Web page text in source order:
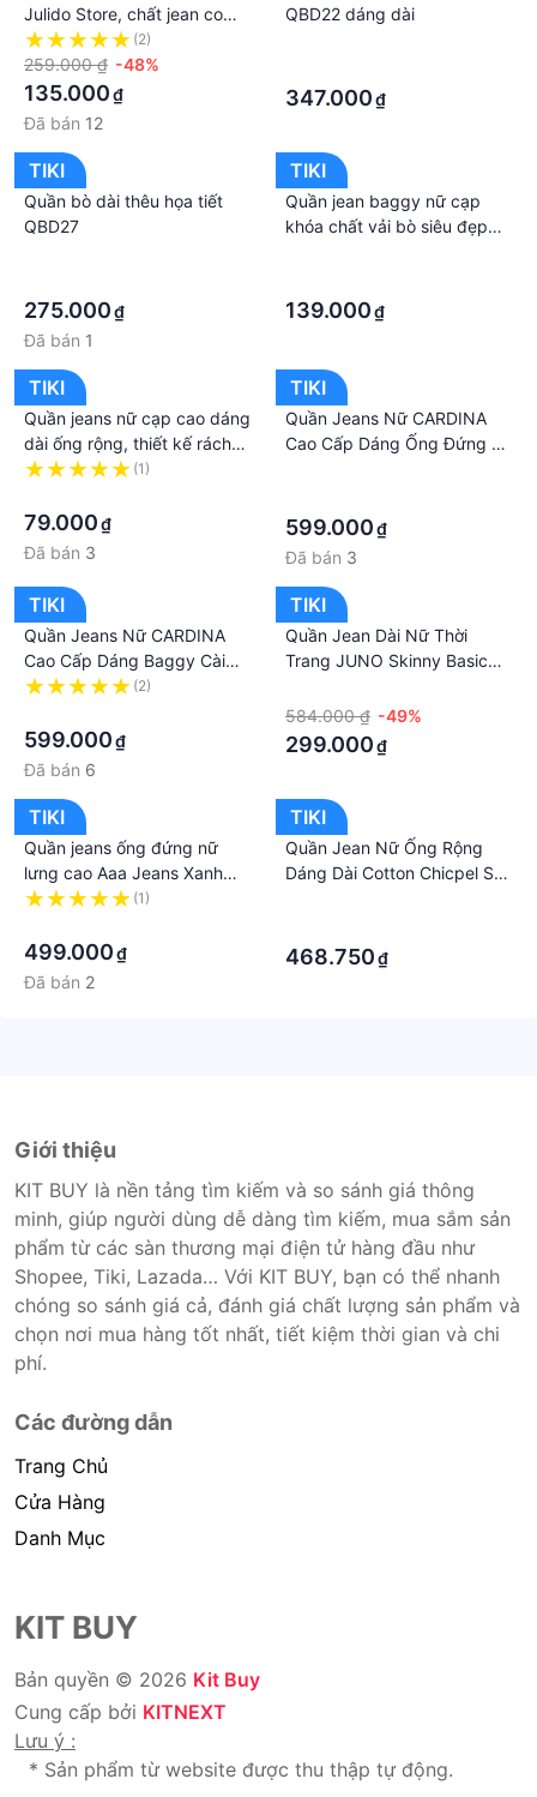
Julido Store, chất jean co
dãn 4 chiều ống ôm chân
mẫu Ms615
(2)
259.000 ₫ -48%
135.000₫
Đã bán 12
QBD22 dáng dài
347.000₫
TIKI
Quần bò dài thêu họa tiết
QBD27
275.000₫
Đã bán 1
TIKI
Quần jean baggy nữ cạp
khóa chất vải bò siêu đẹp
139.000₫
TIKI
Quần jeans nữ cạp cao dáng
dài ống rộng, thiết kế rách
đùi bụi bậm, thời trang
(1)
79.000₫
Đã bán 3
TIKI
Quần Jeans Nữ CARDINA
Cao Cấp Dáng Ống Đứng Có
599.000₫
Đã bán 3
TIKI
Quần Jeans Nữ CARDINA
Cao Cấp Dáng Baggy Cài
Khuy Có Khóa Kéo Dễ Mix
(2)
599.000₫
Đã bán 6
TIKI
Quần Jean Dài Nữ Thời
Trang JUNO Skinny Basic
584.000 ₫ -49%
299.000₫
TIKI
Quần jeans ống đứng nữ
lưng cao Aaa Jeans Xanh
Sky
(1)
499.000₫
Đã bán 2
TIKI
Quần Jean Nữ Ống Rộng
Dáng Dài Cotton Chicpel Sau
468.750₫
Giới thiệu
KIT BUY là nền tảng tìm kiếm và so sánh giá thông
minh, giúp người dùng dễ dàng tìm kiếm, mua sắm sản
phẩm từ các sàn thương mại điện tử hàng đầu như
Shopee, Tiki, Lazada… Với KIT BUY, bạn có thể nhanh
chóng so sánh giá cả, đánh giá chất lượng sản phẩm và
chọn nơi mua hàng tốt nhất, tiết kiệm thời gian và chi
phí.
Các đường dẫn
Trang Chủ
Cửa Hàng
Danh Mục
KIT BUY
Bản quyền © 2026 Kit Buy
Cung cấp bởi KITNEXT
Lưu ý :
* Sản phẩm từ website được thu thập tự động.